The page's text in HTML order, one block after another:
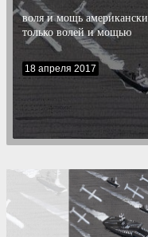
воля и мощь
только волей и мощью
18 апреля 2017